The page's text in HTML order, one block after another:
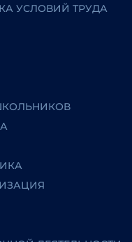
УСЛОВИЙ ТРУДА